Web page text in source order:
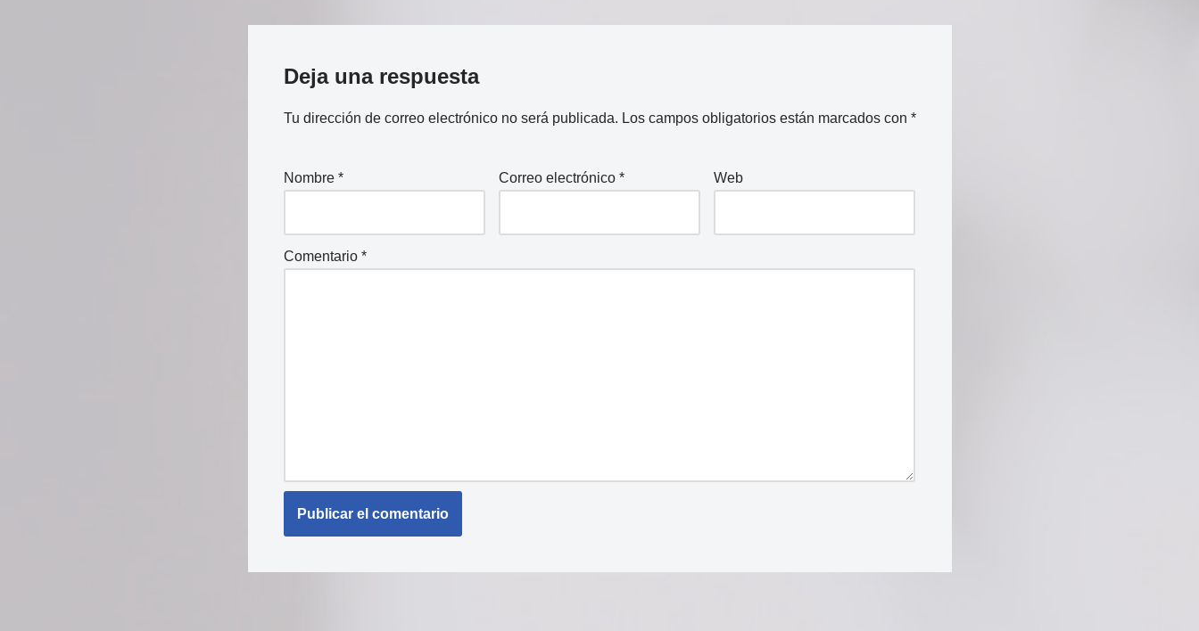
Deja una respuesta
Tu dirección de correo electrónico no será publicada. Los campos obligatorios están marcados con *
Nombre * Correo electrónico * Web
Comentario *